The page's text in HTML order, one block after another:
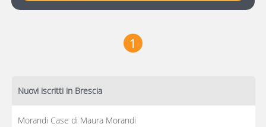
1
Nuovi iscritti in Brescia
Morandi Case di Maura Morandi